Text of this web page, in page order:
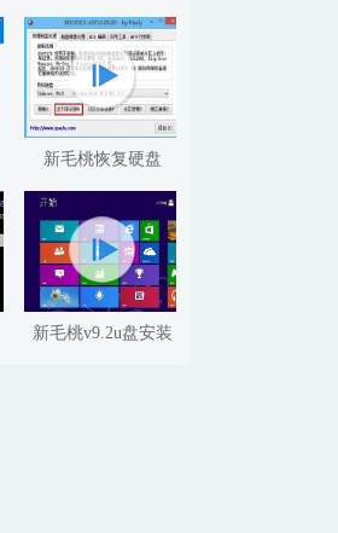
新毛桃恢复硬盘
新毛桃v9.2u盘安装